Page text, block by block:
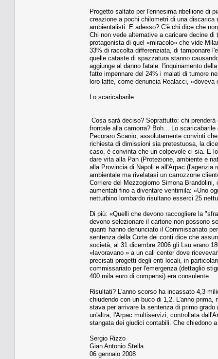
Progetto saltato per l'ennesima ribellione di
creazione a pochi chilometri di una
ambientalisti. E adesso? C'è chi dice che
Chi non vede alternative a caricare decine
protagonista di quel «miracolo» che vide
33% di raccolta differenziata, di tamponare
quelle cataste di spazzatura stanno
aggiunge al danno fatale: l'inquinamento
fatto impennare del 24% i malati di tumore
loro latte, come denuncia Realacci,
Lo scaricabarile
Cosa sarà deciso? Soprattutto: chi
frontale alla camorra? Boh... Lo
Pecoraro Scanio, assolutamente convinti
richiesta di dimissioni sia pretestuosa, la
caso, è convinta che un colpevole ci sia. E
dare vita alla Pan (Protezione, ambiente e
alla Provincia di Napoli e all'Arpac (l'agenzia
ambientale ma rivelatasi un carrozzone
Corriere del Mezzogiorno Simona
aumentati fino a diventare ventimila: «Uno
netturbino lombardo risultano esserci 25
Di più: «Quelli che devono raccogliere la
devono selezionare il cartone non possono
quanti hanno denunciato il Commissariato
sentenza della Corte dei conti dice che
società, al 31 dicembre 2006 gli Lsu erano
«lavoravano » a un call center dove
precisati progetti degli enti locali, in
commissariato per l'emergenza (dettaglio
400 mila euro di compensi) era consulente.
Risultati? L'anno scorso ha incassato 4,3
chiudendo con un buco di 1,2. L'anno
stava per arrivare la sentenza di primo
un'altra, l'Arpac multiservizi, controllata
stangata dei giudici contabili. Che chiedono
Sergio Rizzo
Gian Antonio Stella
06 gennaio 2008